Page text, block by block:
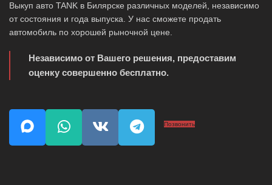
Выкуп авто TANK в Билярске различных моделей, независимо
от состояния и года выпуска. У нас сможете продать
автомобиль по хорошей рыночной цене.
Независимо от Вашего решения, предоставим
оценку совершенно бесплатно.
Позвонить